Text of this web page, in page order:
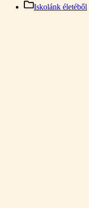
Iskolánk életéből